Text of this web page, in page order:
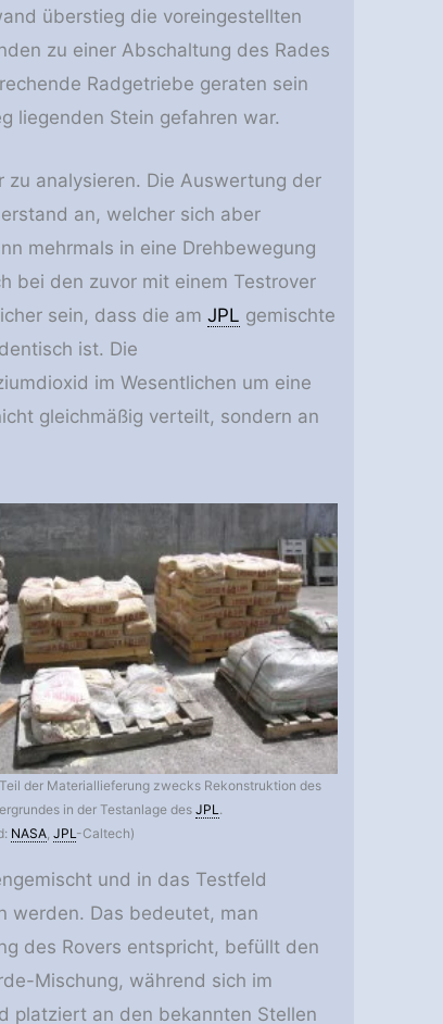
überstieg die voreingestellten
zu einer Abschaltung des Rades
Radgetriebe geraten sein
liegenden Stein gefahren war.
analysieren. Die Auswertung der
an, welcher sich aber
mehrmals in eine Drehbewegung
bei den zuvor mit einem Testrover
sein, dass die am JPL gemischte
ist. Die
im Wesentlichen um eine
gleichmäßig verteilt, sondern an
der Materiallieferung zwecks Rekonstruktion des
in der Testanlage desJPL .
NASA ,JPL -Caltech)
und in das Testfeld
werden. Das bedeutet, man
des Rovers entspricht, befüllt den
Mischung, während sich im
platziert an den bekannten Stellen